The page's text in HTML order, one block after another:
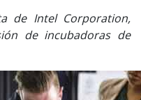
de Intel Corporation,
de incubadoras de